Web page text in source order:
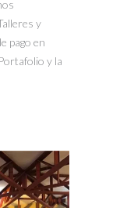
y
pago en
y la